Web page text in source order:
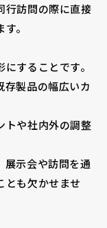
行訪問の際に直接
。
することです。
存製品の幅広いカ
トや社内外の調整
展示会や訪問を通
とも欠かせませ